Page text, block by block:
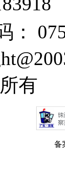
：
有
备